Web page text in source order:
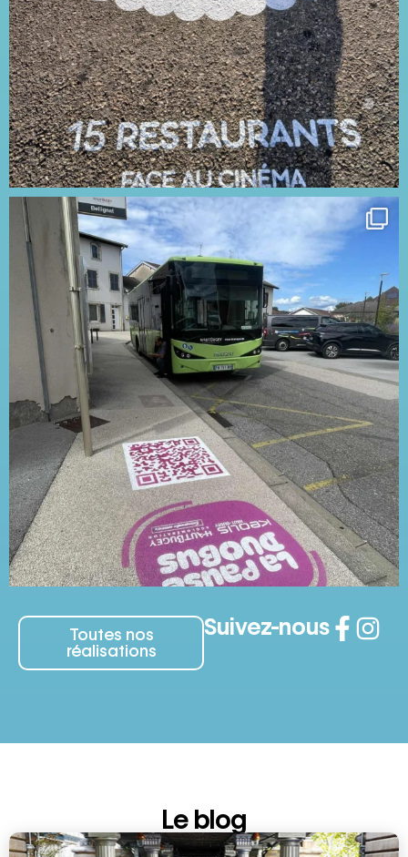
Toutes nos
réalisations
Suivez-nous
Le blog